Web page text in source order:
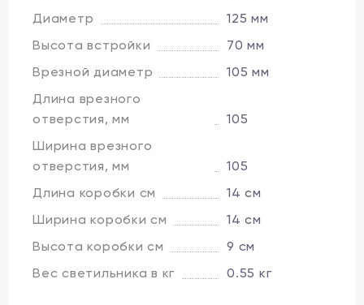
Диаметр
125 мм
Высота встройки
70 мм
Врезной диаметр
105 мм
Длина врезного
отверстия, мм
105
Ширина врезного
отверстия, мм
105
Длина коробки см
14 см
Ширина коробки см
14 см
Высота коробки см
9 см
Вес светильника в кг
0.55 кг